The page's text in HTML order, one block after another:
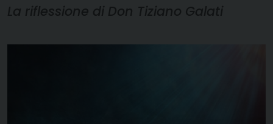
La riflessione di Don Tiziano Galati